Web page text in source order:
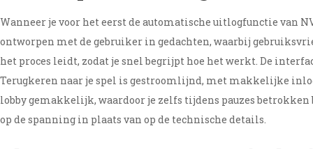
Wanneer je voor het eerst de automatische uitlogfunctie van
ontworpen met de gebruiker in gedachten, waarbij
het proces leidt, zodat je snel begrijpt hoe het werkt. De
Terugkeren naar je spel is gestroomlijnd, met makkelijke
lobby gemakkelijk, waardoor je zelfs tijdens pauzes
op de spanning in plaats van op de technische details.